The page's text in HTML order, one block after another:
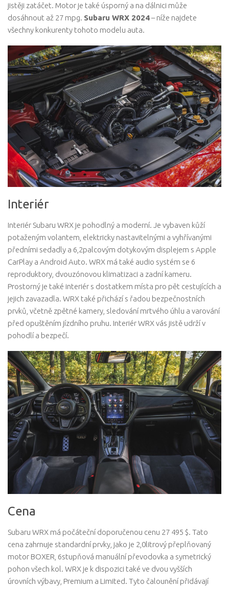
jistěji zatáčet. Motor je také úsporný a na dálnici může
dosáhnout až 27 mpg. Subaru WRX 2024– níže najdete
všechny konkurenty tohoto modelu auta.
Interiér
Interiér Subaru WRX je pohodlný a moderní. Je vybaven kůží
potaženým volantem, elektricky nastavitelnými a vyhřívanými
předními sedadly a 6,2palcovým dotykovým displejem s Apple
CarPlay a Android Auto. WRX má také audio systém se 6
reproduktory, dvouzónovou klimatizaci a zadní kameru.
Prostorný je také interiér s dostatkem místa pro pět cestujících a
jejich zavazadla. WRX také přichází s řadou bezpečnostních
prvků, včetně zpětné kamery, sledování mrtvého úhlu a varování
před opuštěním jízdního pruhu. Interiér WRX vás jistě udrží v
pohodlí a bezpečí.
Cena
Subaru WRX má počáteční doporučenou cenu 27 495 $. Tato
cena zahrnuje standardní prvky, jako je 2,0litrový přeplňovaný
motor BOXER, 6stupňová manuální převodovka a symetrický
pohon všech kol. WRX je k dispozici také ve dvou vyšších
úrovních výbavy, Premium a Limited. Tyto čalounění přidávají